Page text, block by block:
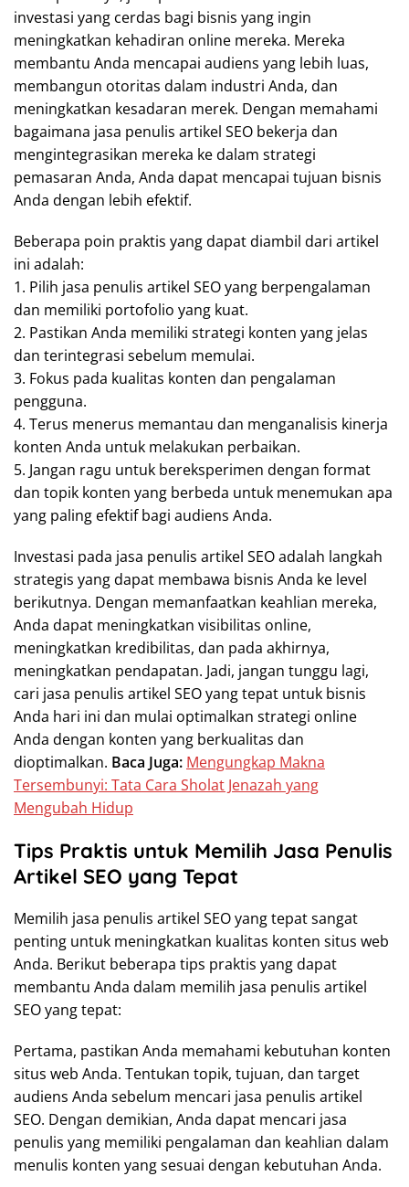
investasi yang cerdas bagi bisnis yang ingin
meningkatkan kehadiran online mereka. Mereka
membantu Anda mencapai audiens yang lebih luas,
membangun otoritas dalam industri Anda, dan
meningkatkan kesadaran merek. Dengan memahami
bagaimana jasa penulis artikel SEO bekerja dan
mengintegrasikan mereka ke dalam strategi
pemasaran Anda, Anda dapat mencapai tujuan bisnis
Anda dengan lebih efektif.
Beberapa poin praktis yang dapat diambil dari artikel
ini adalah:
1. Pilih jasa penulis artikel SEO yang berpengalaman
dan memiliki portofolio yang kuat.
2. Pastikan Anda memiliki strategi konten yang jelas
dan terintegrasi sebelum memulai.
3. Fokus pada kualitas konten dan pengalaman
pengguna.
4. Terus menerus memantau dan menganalisis kinerja
konten Anda untuk melakukan perbaikan.
5. Jangan ragu untuk bereksperimen dengan format
dan topik konten yang berbeda untuk menemukan apa
yang paling efektif bagi audiens Anda.
Investasi pada jasa penulis artikel SEO adalah langkah
strategis yang dapat membawa bisnis Anda ke level
berikutnya. Dengan memanfaatkan keahlian mereka,
Anda dapat meningkatkan visibilitas online,
meningkatkan kredibilitas, dan pada akhirnya,
meningkatkan pendapatan. Jadi, jangan tunggu lagi,
cari jasa penulis artikel SEO yang tepat untuk bisnis
Anda hari ini dan mulai optimalkan strategi online
Anda dengan konten yang berkualitas dan
dioptimalkan. Baca Juga: Mengungkap Makna
Tersembunyi: Tata Cara Sholat Jenazah yang
Mengubah Hidup
Tips Praktis untuk Memilih Jasa Penulis
Artikel SEO yang Tepat
Memilih jasa penulis artikel SEO yang tepat sangat
penting untuk meningkatkan kualitas konten situs web
Anda. Berikut beberapa tips praktis yang dapat
membantu Anda dalam memilih jasa penulis artikel
SEO yang tepat:
Pertama, pastikan Anda memahami kebutuhan konten
situs web Anda. Tentukan topik, tujuan, dan target
audiens Anda sebelum mencari jasa penulis artikel
SEO. Dengan demikian, Anda dapat mencari jasa
penulis yang memiliki pengalaman dan keahlian dalam
menulis konten yang sesuai dengan kebutuhan Anda.